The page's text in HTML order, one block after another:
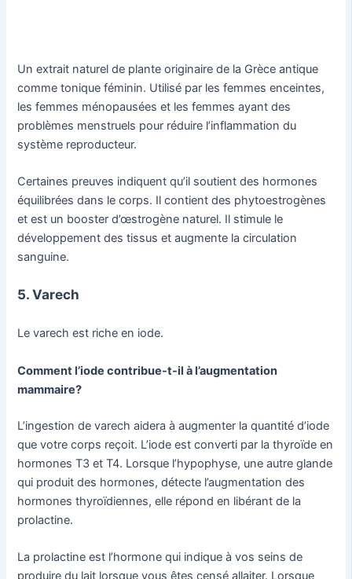
Un extrait naturel de plante originaire de la Grèce antique
comme tonique féminin. Utilisé par les femmes enceintes,
les femmes ménopausées et les femmes ayant des
problèmes menstruels pour réduire l’inflammation du
système reproducteur.
Certaines preuves indiquent qu’il soutient des hormones
équilibrées dans le corps. Il contient des phytoestrogènes
et est un booster d’œstrogène naturel. Il stimule le
développement des tissus et augmente la circulation
sanguine.
5. Varech
Le varech est riche en iode.
Comment l’iode contribue-t-il à l’augmentation
mammaire?
L’ingestion de varech aidera à augmenter la quantité d’iode
que votre corps reçoit. L’iode est converti par la thyroïde en
hormones T3 et T4. Lorsque l’hypophyse, une autre glande
qui produit des hormones, détecte l’augmentation des
hormones thyroïdiennes, elle répond en libérant de la
prolactine.
La prolactine est l’hormone qui indique à vos seins de
produire du lait lorsque vous êtes censé allaiter. Lorsque